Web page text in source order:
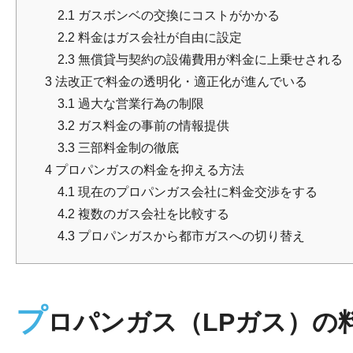
2.1 ガスボンベの交換にコストがかかる
2.2 料金はガス会社が自由に設定
2.3 無償貸与契約の設備費用が料金に上乗せされる
3 法改正で料金の透明化・適正化が進んでいる
3.1 過大な営業行為の制限
3.2 ガス料金の事前の情報提供
3.3 三部料金制の徹底
4 プロパンガスの料金を抑える方法
4.1 現在のプロパンガス会社に料金交渉をする
4.2 複数のガス会社を比較する
4.3 プロパンガスから都市ガスへの切り替え
プロパンガス（LPガス）の